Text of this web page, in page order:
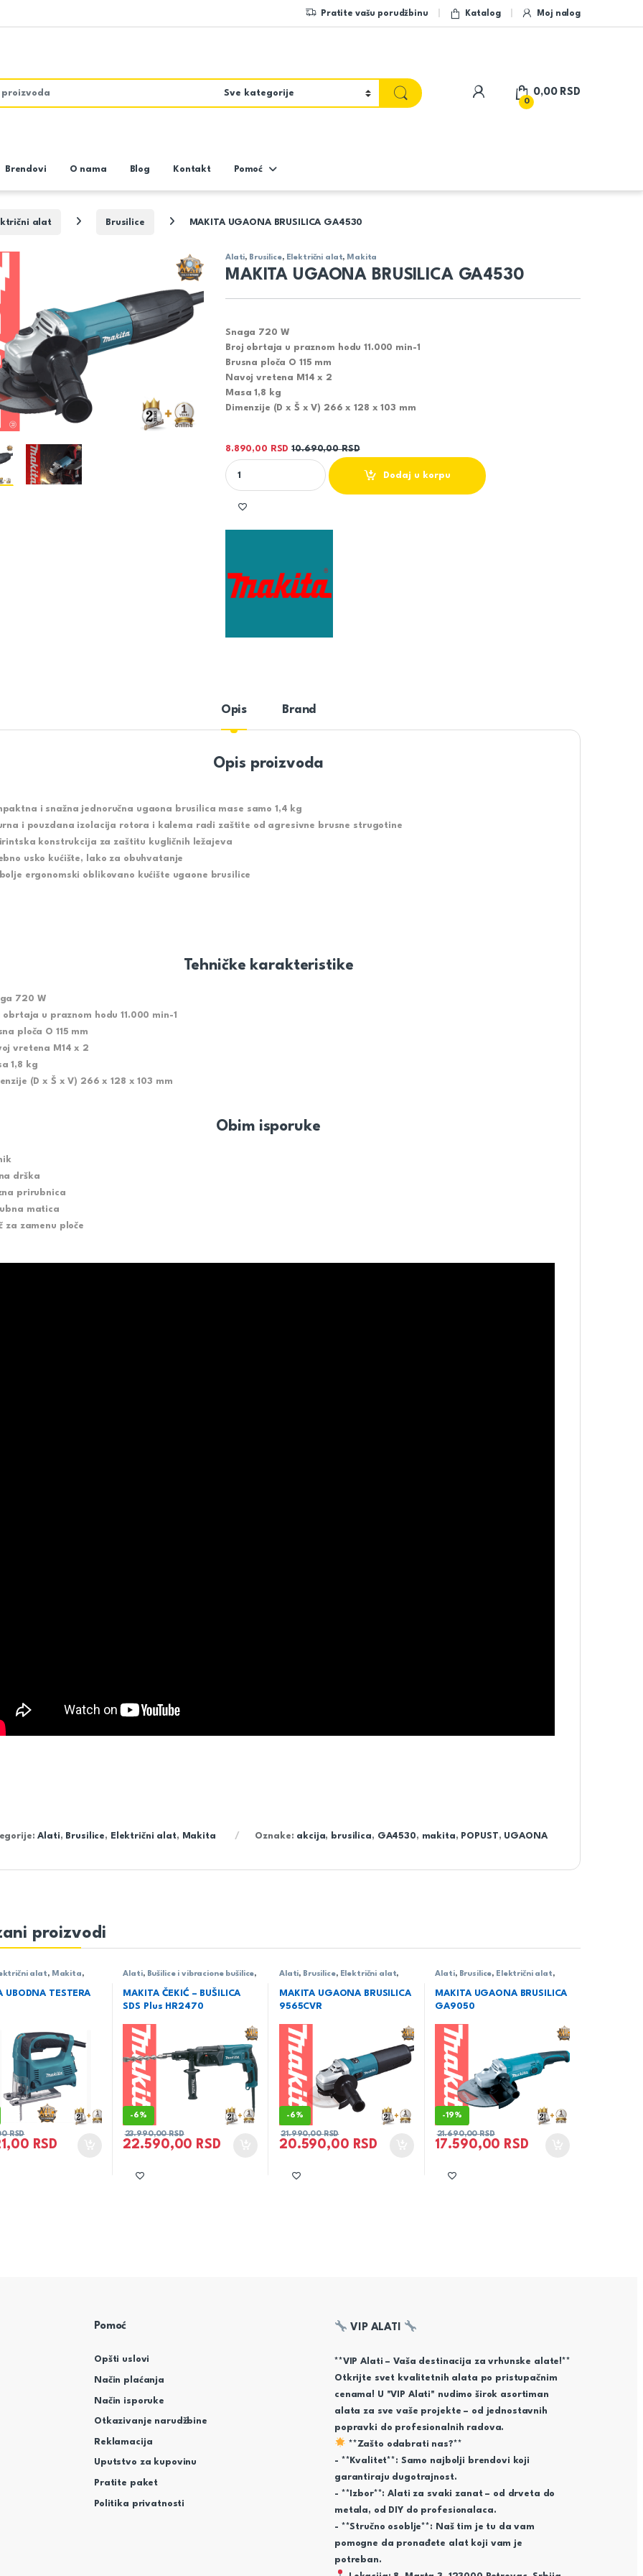
Pratite vašu porudžbinu Katalog Moj nalog
My Account
0
0,00 RSD
Brendovi O nama Blog Kontakt Pomoć
alat Brusilice MAKITA UGAONA BRUSILICA GA4530
Alati, Brusilice, Električni alat, Makita
MAKITA UGAONA BRUSILICA GA4530
Snaga 720 W
Broj obrtaja u praznom hodu 11.000 min-1
Brusna ploča O 115 mm
Navoj vretena M14 x 2
Masa 1,8 kg
Dimenzije (D x Š x V) 266 x 128 x 103 mm
8.890,00 RSD 10.690,00RSD
MAKITA UGAONA BRUSILICA GA4530 quantity
Dodaj u korpu
Opis Brand
Opis proizvoda
i snažna jednoručna ugaona brusilica mase samo 1,4 kg
i pouzdana izolacija rotora i kalema radi zaštite od agresivne brusne strugotine
konstrukcija za zaštitu kugličnih ležajeva
usko kućište, lako za obuhvatanje
ergonomski oblikovano kućište ugaone brusilice
Tehničke karakteristike
720 W
obrtaja u praznom hodu 11.000 min-1
ploča O 115 mm
vretena M14 x 2
1,8 kg
(D x Š x V) 266 x 128 x 103 mm
Obim isporuke
drška
prirubnica
matica
za zamenu ploče
Alati, Brusilice, Električni alat, Makita Oznake: akcija, brusilica, GA4530, makita, POPUST, UGAONA
proizvodi
alat, Makita,
univerzalne
UBODNA TESTERA
RSD
RSD
Alati, Bušilice i vibracione bušilice,
MAKITA ČEKIĆ – BUŠILICA
SDS Plus HR2470
-6%
22.590,00 RSD
23.990,00RSD
Alati, Brusilice, Električni alat,
MAKITA UGAONA BRUSILICA
9565CVR
-6%
20.590,00 RSD
21.990,00RSD
Alati, Brusilice, Električni alat,
MAKITA UGAONA BRUSILICA
GA9050
-19%
17.590,00 RSD
21.690,00RSD
Pomoć
Opšti uslovi
Način plaćanja
Način isporuke
Otkazivanje narudžbine
Reklamacija
Uputstvo za kupovinu
Pratite paket
Politika privatnosti
VIP ALATI
**VIP Alati – Vaša destinacija za vrhunske alate!**
Otkrijte svet kvalitetnih alata po pristupačnim
cenama! U "VIP Alati" nudimo širok asortiman
alata za sve vaše projekte – od jednostavnih
popravki do profesionalnih radova.
**Zašto odabrati nas?**
- **Kvalitet**: Samo najbolji brendovi koji
garantiraju dugotrajnost.
- **Izbor**: Alati za svaki zanat – od drveta do
metala, od DIY do profesionalaca.
- **Stručno osoblje**: Naš tim je tu da vam
pomogne da pronađete alat koji vam je
potreban.